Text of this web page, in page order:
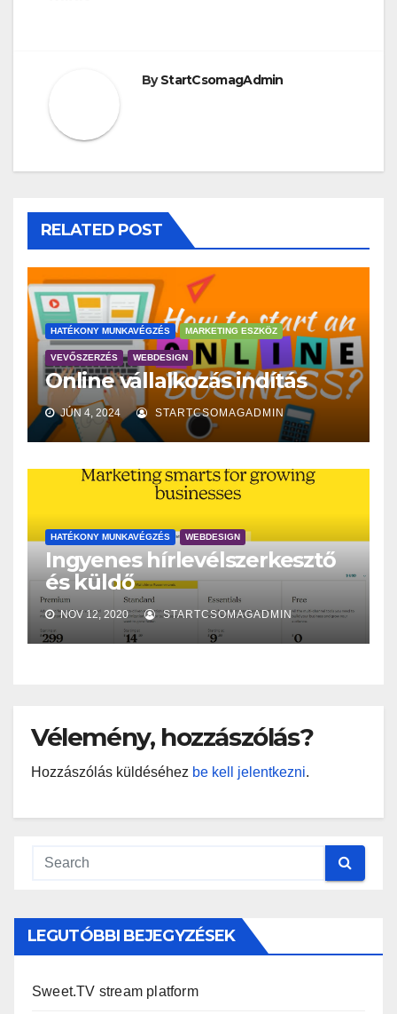
ByStartCsomagAdmin
RELATED POST
HATÉKONY MUNKAVÉGZÉS MARKETING ESZKÖZ
VEVŐSZERZÉS WEBDESIGN
Online vállalkozás indítás
JÚN 4, 2024 STARTCSOMAGADMIN
HATÉKONY MUNKAVÉGZÉS WEBDESIGN
Ingyenes hírlevélszerkesztő
és küldő
NOV 12, 2020 STARTCSOMAGADMIN
Vélemény, hozzászólás?
Hozzászólás küldéséhez be kell jelentkezni.
LEGUTÓBBI BEJEGYZÉSEK
Sweet.TV stream platform